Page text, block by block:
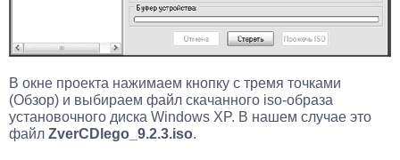
В окне проекта нажимаем кнопку с тремя точками
(Обзор) и выбираем файл скачанного iso-образа
установочного диска Windows XP. В нашем случае это
файл ZverCDlego_9.2.3.iso.